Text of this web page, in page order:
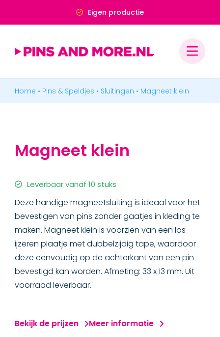
Deskundig advies
Home • Pins & Speldjes • Sluitingen • Magneet klein
Magneet klein
Leverbaar vanaf 10 stuks
Deze handige magneetsluiting is ideaal voor het
bevestigen van pins zonder gaatjes in kleding te
maken. Magneet klein is voorzien van een los
ijzeren plaatje met dubbelzijdig tape, waardoor
deze eenvoudig op de achterkant van een pin
bevestigd kan worden. Afmeting: 33 x 13 mm. Uit
voorraad leverbaar.
Bekijk de prijzen Meer informatie
PINS & SPELDJES
MERCHANDISE
BADGES & LABELS